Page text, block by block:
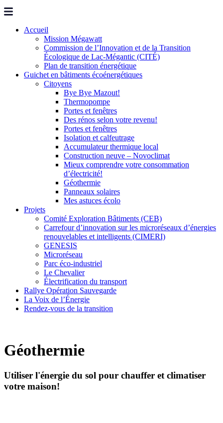
Accueil
Mission Mégawatt
Commission de l’Innovation et de la Transition
Écologique de Lac-Mégantic (CITÉ)
Plan de transition énergétique
Guichet en bâtiments écoénergétiques
Citoyens
Bye Bye Mazout!
Thermopompe
Portes et fenêtres
Des rénos selon votre revenu!
Portes et fenêtres
Isolation et calfeutrage
Accumulateur thermique local
Construction neuve – Novoclimat
Mieux comprendre votre consommation
d’électricité!
Géothermie
Panneaux solaires
Mes astuces écolo
Projets
Comité Exploration Bâtiments (CEB)
Carrefour d’innovation sur les microréseaux d’énergies
renouvelables et intelligents (CIMERI)
GENESIS
Microréseau
Parc éco-industriel
Le Chevalier
Électrification du transport
Rallye Opération Sauvegarde
La Voix de l’Énergie
Rendez-vous de la transition
Géothermie
Utiliser l'énergie du sol pour chauffer et climatiser
votre maison!